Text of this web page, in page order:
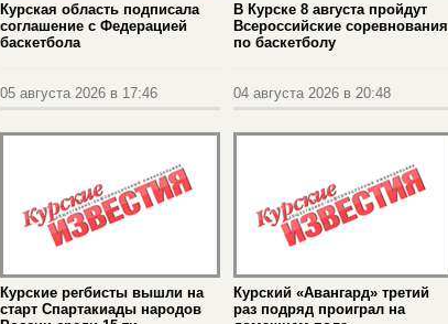
Курская область подписала
соглашение с Федерацией
баскетбола
05 августа 2026 в 17:46
В Курске 8 августа пройдут
Всероссийские соревнования
по баскетболу
04 августа 2026 в 20:48
Курские регбисты вышли на
старт Спартакиады народов
Курский «Авангард» третий
раз подряд проиграл на